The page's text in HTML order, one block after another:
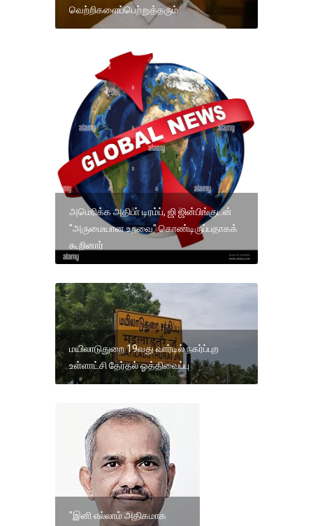
வெற்றிகளைப்பெற்றுத்தரும்
அமெரிக்க அதிபா் டிரம்ப், ஜி ஜின்பிங்குடன்
"அருமையான உறவை" கொண்டிருப்பதாகக்
கூறினார்
மயிலாடுதுறை 19வது வார்டில் நகர்ப்புற
உள்ளாட்சி தேர்தல் ஓத்திவைப்பு
"இனி எல்லாம் அதிகமாக